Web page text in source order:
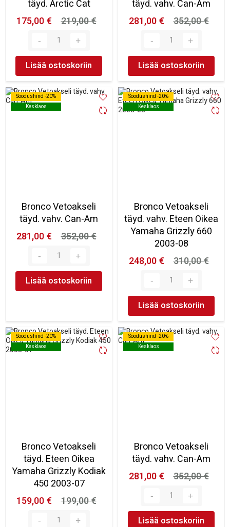
täyd. Arctic Cat
175,00 €
219,00 €
Lisää ostoskoriin
täyd. vahv. Can-Am
281,00 €
352,00 €
Lisää ostoskoriin
Soodushind -20%
Kesklaos
Soodushind -20%
Kesklaos
Bronco Vetoakseli
täyd. vahv. Can-Am
281,00 €
352,00 €
Lisää ostoskoriin
Soodushind -20%
Kesklaos
Soodushind -20%
Kesklaos
Bronco Vetoakseli
täyd. vahv. Eteen Oikea
Yamaha Grizzly 660
2003-08
248,00 €
310,00 €
Lisää ostoskoriin
Soodushind -20%
Kesklaos
Soodushind -20%
Kesklaos
Bronco Vetoakseli
täyd. Eteen Oikea
Yamaha Grizzly Kodiak
450 2003-07
159,00 €
199,00 €
Soodushind -20%
Kesklaos
Soodushind -20%
Kesklaos
Bronco Vetoakseli
täyd. vahv. Can-Am
281,00 €
352,00 €
Lisää ostoskoriin